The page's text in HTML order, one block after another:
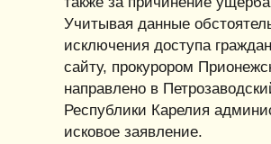
Учитывая данные
исключения доступа
сайту, прокурором
направлено в
Республики Карелия
исковое заявление.